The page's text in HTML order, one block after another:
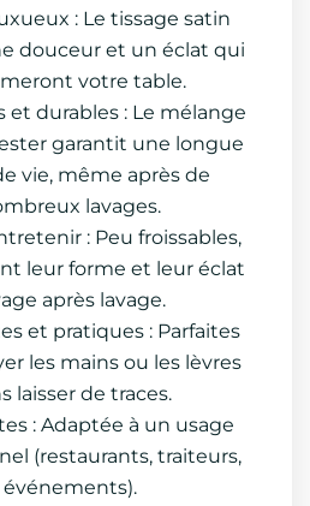
: Le tissage satin
douceur et un éclat qui
votre table.
et durables : Le mélange
garantit une longue
vie, même après de
lavages.
: Peu froissables,
leur forme et leur éclat
après lavage.
et pratiques : Parfaites
les mains ou les lèvres
laisser de traces.
: Adaptée à un usage
(restaurants, traiteurs,
événements).